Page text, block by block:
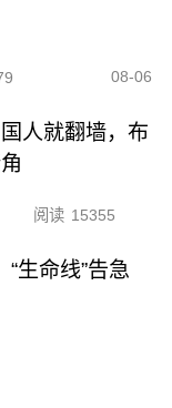
08-06
人就翻墙，布
阅读 15355
生命线”告急